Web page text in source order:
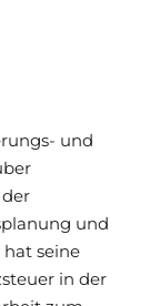
und
und
seine
in der